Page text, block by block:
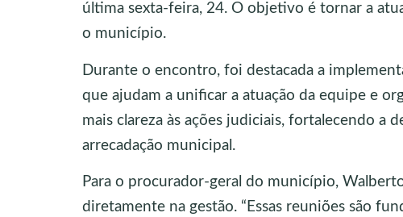
última sexta-feira, 24. O objetivo é tornar a
o município.
Durante o encontro, foi destacada a
que ajudam a unificar a atuação da equipe e
mais clareza às ações judiciais, fortalecendo
arrecadação municipal.
Para o procurador-geral do município,
diretamente na gestão. “Essas reuniões são